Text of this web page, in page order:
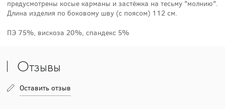
предусмотрены косые карманы и застёжка на тесьму "молнию".
Длина изделия по боковому шву (с поясом) 112 см.
ПЭ 75%, вискоза 20%, спандекс 5%
Отзывы
Оставить отзыв